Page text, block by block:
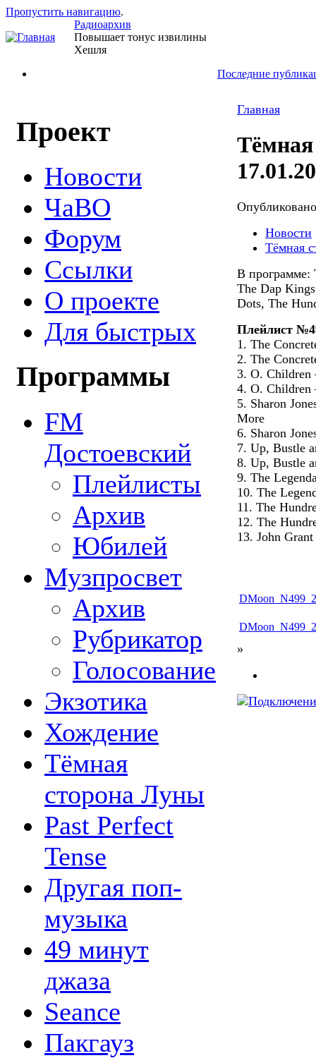
Пропустить навигацию.
Радиоархив
Повышает тонус извилины
Хешля
Последние
Проект
Новости
ЧаВО
Форум
Ссылки
О проекте
Для быстрых
Программы
FM
Достоевский
Плейлисты
Архив
Юбилей
Музпросвет
Архив
Рубрикатор
Голосование
Экзотика
Хождение
Тёмная
сторона Луны
Past Perfect
Tense
Другая поп-
музыка
49 минут
джаза
Seance
Пакгауз
Главная
Новости
Тёмная
В программе:
The Dap
Dots, The
Плейлист
1. The
2. The
3. O.
4. O.
5. Sharon
More
6. Sharon
7. Up, Bustle
8. Up, Bustle
9. The
10. The
11. The
12. The
13. John
»